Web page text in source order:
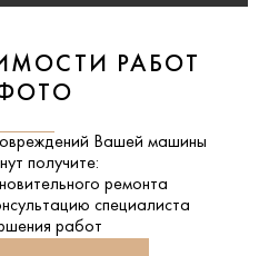
РАБОТ
Вашей машины
получите:
ремонта
специалиста
работ